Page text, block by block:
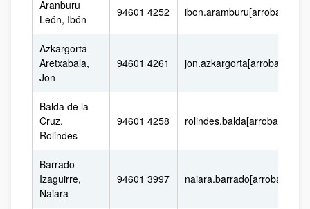
Aranburu
León, Ibón
94601 4252
Azkargorta
Aretxabala,
Jon
94601 4261
Balda de la
Cruz,
Rolindes
94601 4258
Barrado
Izaguirre,
Naiara
94601 3997